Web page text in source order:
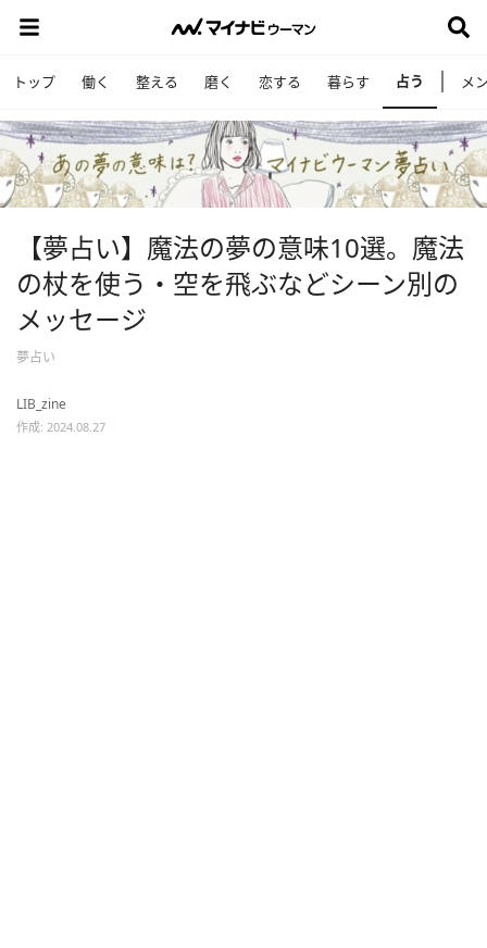
トップ 働く 整える 磨く 恋する 暮らす 占う メ
【夢占い】魔法の夢の意味10選。魔法
の杖を使う・空を飛ぶなどシーン別の
メッセージ
夢占い
LIB_zine
作成: 2024.08.27